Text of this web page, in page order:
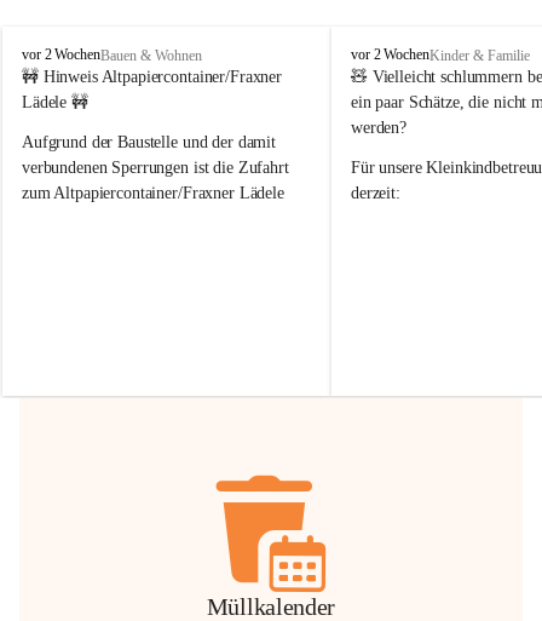
F
r
a
e
r
n
vor 2 WochenBauen & Wohnen
🚧 Hinweis Altpapiercontainer/Fraxner
Lädele 🚧
Aufgrund der Baustelle und der damit
verbundenen Sperrungen ist die Zufahrt
zum Altpapiercontainer/Fraxner Lädele
Hilfsbereitschaft!
F
r
a
x
r
n
vor 2 WochenKinder & Familie
🧸 Vielleicht schlummern
ein paar Schätze, die nicht
werden?
Für unsere
derzeit:
Müllkalender